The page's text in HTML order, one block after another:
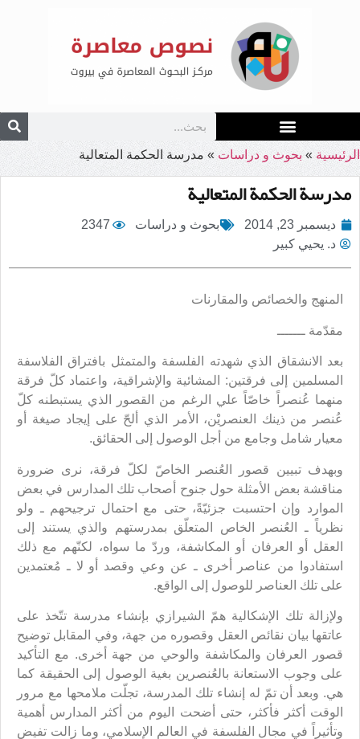
الرئيسية » بحوث و دراسات » مدرسة الحكمة المتعالية
مدرسة الحكمة المتعالية
ديسمبر 23, 2014 بحوث و دراسات
2347
د. يحيي كبير
المنهج والخصائص والمقارنات
مقدّمة ـــــــ
بعد الانشقاق الذي شهدته الفلسفة والمتمثل بافتراق الفلاسفة
المسلمين إلى فرقتين: المشائية والإشراقية، واعتماد كلّ فرقة
منهما عُنصراً خاصّاً علي الرغم من القصور الذي يستبطنه كلّ
عُنصر من ذينك العنصريْن، الأمر الذي ألحّ على إيجاد صيغة أو
معيار شامل وجامع من أجل الوصول إلى الحقائق.
وبهدف تبيين قصور العُنصر الخاصّ لكلّ فرقة، نرى ضرورة
مناقشة بعض الأمثلة حول جنوح أصحاب تلك المدارس في بعض
الموارد وإن احتسبت جزئيّةً، حتى مع احتمال ترجيحهم ـ ولو
نظرياً ـ العُنصر الخاص المتعلّق بمدرستهم والذي يستند إلى
العقل أو العرفان أو المكاشفة، وردّ ما سواه، لكنّهم مع ذلك
استفادوا من عناصر أخرى ـ عن وعي وقصد أو لا ـ مُعتمدين
على تلك العناصر للوصول إلى الواقع.
ولإزالة تلك الإشكالية همّ الشيرازي بإنشاء مدرسة تتّخذ على
عاتقها بيان نقائص العقل وقصوره من جهة، وفي المقابل توضيح
قصور العرفان والمكاشفة والوحي من جهة أخرى. مع التأكيد
على وجوب الاستعانة بالعُنصرين بغية الوصول إلى الحقيقة كما
هي. وبعد أن تمّ له إنشاء تلك المدرسة، تجلّت ملامحها مع مرور
الوقت أكثر فأكثر، حتى أضحت اليوم من أكثر المدارس أهمية
وتأثيراً في مجال الفلسفة في العالم الإسلامي، وما زالت تفيض